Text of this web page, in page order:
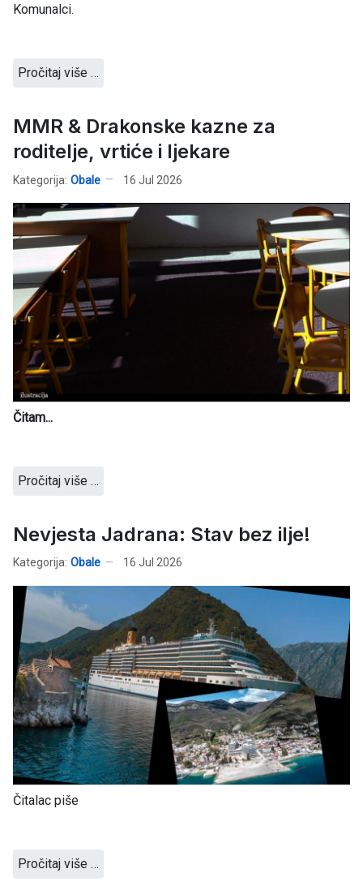
Komunalci.
Pročitaj više …
MMR & Drakonske kazne za
roditelje, vrtiće i ljekare
Kategorija: Obale 16 Jul 2026
Čitam...
Pročitaj više …
Nevjesta Jadrana: Stav bez ilje!
Kategorija: Obale 16 Jul 2026
Čitalac piše
Pročitaj više …